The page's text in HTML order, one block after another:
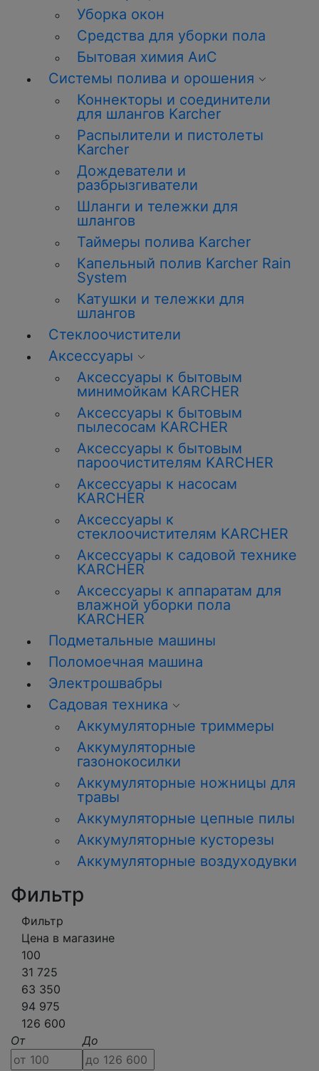
Уборка окон
Средства для уборки пола
Бытовая химия АиС
Системы полива и орошения
Коннекторы и соединители
для шлангов Karcher
Распылители и пистолеты
Karcher
Дождеватели и
разбрызгиватели
Шланги и тележки для
шлангов
Таймеры полива Karcher
Капельный полив Karcher Rain
System
Катушки и тележки для
шлангов
Стеклоочистители
Аксессуары
Аксессуары к бытовым
минимойкам KARCHER
Аксессуары к бытовым
пылесосам KARCHER
Аксессуары к бытовым
пароочистителям KARCHER
Аксессуары к насосам
KARCHER
Аксессуары к
стеклоочистителям KARCHER
Аксессуары к садовой технике
KARCHER
Аксессуары к аппаратам для
влажной уборки пола
KARCHER
Подметальные машины
Поломоечная машина
Электрошвабры
Садовая техника
Аккумуляторные триммеры
Аккумуляторные
газонокосилки
Аккумуляторные ножницы для
травы
Аккумуляторные цепные пилы
Аккумуляторные кусторезы
Аккумуляторные воздуходувки
Фильтр
Фильтр
Цена в магазине
100
31 725
63 350
94 975
126 600
От
До